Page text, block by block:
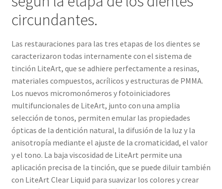
circundantes.
Las restauraciones para las tres etapas de los dientes se
caracterizaron todas internamente con el sistema de
tinción LiteArt, que se adhiere perfectamente a resinas,
materiales compuestos, acrílicos y estructuras de PMMA.
Los nuevos micromonómeros y fotoiniciadores
multifuncionales de LiteArt, junto con una amplia
selección de tonos, permiten emular las propiedades
ópticas de la dentición natural, la difusión de la luz y la
anisotropía mediante el ajuste de la cromaticidad, el valor
y el tono. La baja viscosidad de LiteArt permite una
aplicación precisa de la tinción, que se puede diluir también
con LiteArt Clear Liquid para suavizar los colores y crear